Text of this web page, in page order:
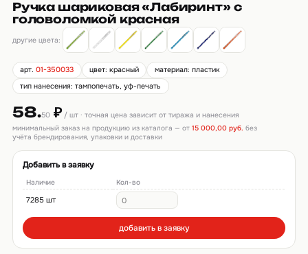
Ручка шариковая «Лабиринт» с
головоломкой красная
другие цвета:
арт.01-350033 цвет: красный
материал: пластик
тип нанесения: тампопечать, уф-печать
58.50₽/ шт · точная цена зависит от тиража и нанесения
минимальный заказ на продукцию из каталога — от 15 000,00 руб. без
учёта брендирования, упаковки и доставки
Добавить в заявку
Наличие Кол-во
7285 шт
добавить в заявку